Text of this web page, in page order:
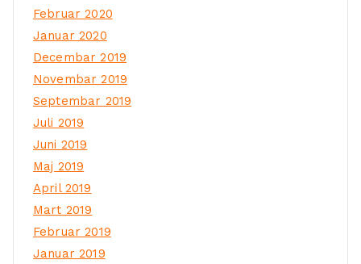
Februar 2020
Januar 2020
Decembar 2019
Novembar 2019
Septembar 2019
Juli 2019
Juni 2019
Maj 2019
April 2019
Mart 2019
Februar 2019
Januar 2019